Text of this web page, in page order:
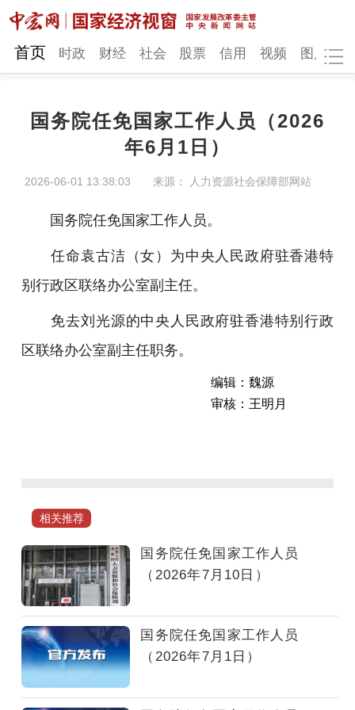
网站地图
财经 社会
图片 品牌
首页 时政 财经 社会 股票 信用 视频 图片
国务院任免国家工作人员（2026
年6月1日）
2026-06-01 13:38:03 来源： 人力资源社会保障部网站
国务院任免国家工作人员。
任命袁古洁（女）为中央人民政府驻香港特
别行政区联络办公室副主任。
免去刘光源的中央人民政府驻香港特别行政
区联络办公室副主任职务。
编辑：魏源
审核：王明月
免
家
工
作
人
员。
相关推荐
国务院任免国家工作人员
（2026年7月10日）
国务院任免国家工作人员
（2026年7月1日）